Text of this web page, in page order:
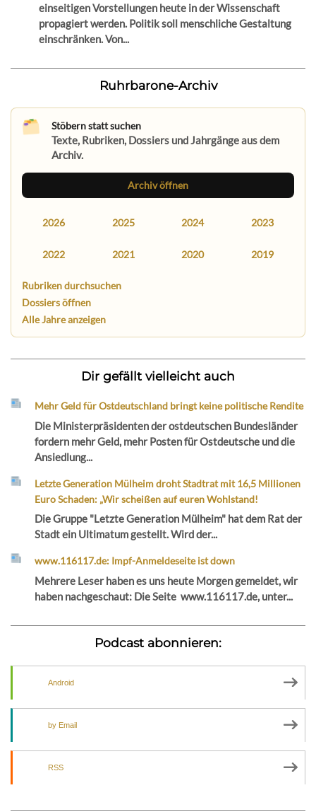
einseitigen Vorstellungen heute in der Wissenschaft
propagiert werden. Politik soll menschliche Gestaltung
einschränken. Von...
Ruhrbarone-Archiv
Stöbern statt suchen
Texte, Rubriken, Dossiers und Jahrgänge aus dem
Archiv.
Archiv öffnen
2026 2025 2024 2023
2022 2021 2020 2019
Rubriken durchsuchen
Dossiers öffnen
Alle Jahre anzeigen
Dir gefällt vielleicht auch
Mehr Geld für Ostdeutschland bringt keine politische Rendite
Die Ministerpräsidenten der ostdeutschen Bundesländer
fordern mehr Geld, mehr Posten für Ostdeutsche und die
Ansiedlung...
Letzte Generation Mülheim droht Stadtrat mit 16,5 Millionen
Euro Schaden: „Wir scheißen auf euren Wohlstand!
Die Gruppe "Letzte Generation Mülheim" hat dem Rat der
Stadt ein Ultimatum gestellt. Wird der...
www.116117.de: Impf-Anmeldeseite ist down
Mehrere Leser haben es uns heute Morgen gemeldet, wir
haben nachgeschaut: Die Seite www.116117.de, unter...
Podcast abonnieren:
Android
by Email
RSS